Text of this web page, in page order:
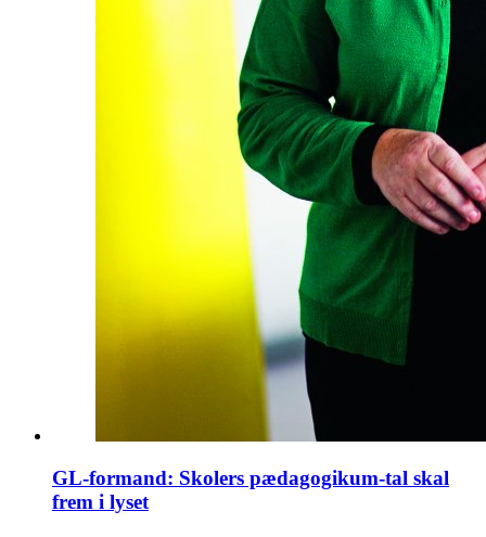
GL-formand: Skolers pædagogikum-tal skal
frem i lyset